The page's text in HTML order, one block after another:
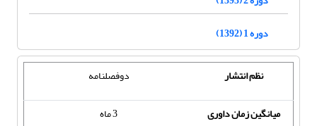
دوره 1 (1392)
نظم انتشار
دوفصلنامه
میانگین زمان داوری
3 ماه